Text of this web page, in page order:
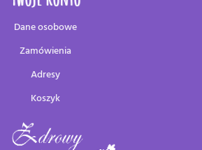
Dane osobowe
Zamówienia
Adresy
Koszyk